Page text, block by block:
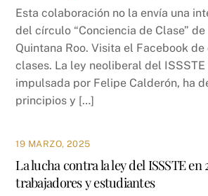
Esta colaboración no la envía una
del círculo “Conciencia de Clase” de
Quintana Roo. Visita el Facebook
clases. La ley neoliberal del ISSSTE
impulsada por Felipe Calderón, ha
principios y […]
19 MARZO, 2025
La lucha contra la ley del ISSSTE
trabajadores y estudiantes